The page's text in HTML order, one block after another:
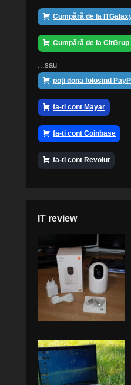
Cumpără de la
Cumpără de la CitGrup
...sau
poți dona folosind
fa-ti cont Mayar
fa-ti cont Coinbase
fa-ti cont Revolut
IT review